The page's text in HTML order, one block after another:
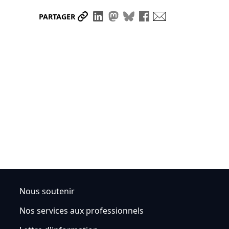
PARTAGER Partager le lien
Partager sur LinkedIn
Partager sur Mastodon
Partager sur Bluesky
Partager sur
Nous soutenir
Nos services aux professionnels